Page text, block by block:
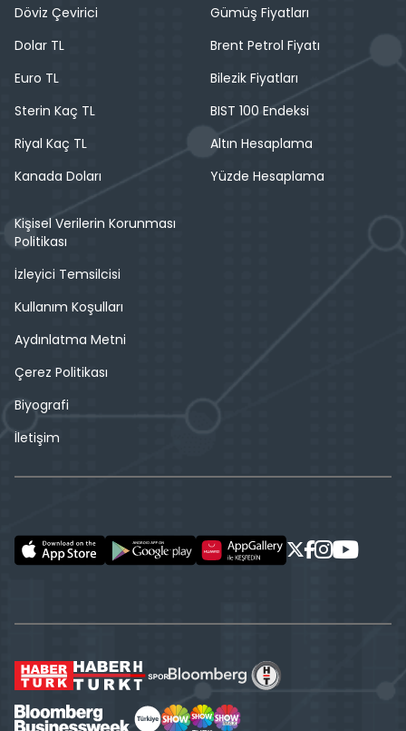
Döviz Çevirici
Dolar TL
Euro TL
Sterin Kaç TL
Riyal Kaç TL
Kanada Doları
Gümüş Fiyatları
Brent Petrol Fiyatı
Bilezik Fiyatları
BIST 100 Endeksi
Altın Hesaplama
Yüzde Hesaplama
Kişisel Verilerin Korunması
Politikası
İzleyici Temsilcisi
Kullanım Koşulları
Aydınlatma Metni
Çerez Politikası
Biyografi
İletişim